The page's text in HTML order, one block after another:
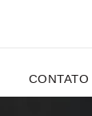
CONTATO